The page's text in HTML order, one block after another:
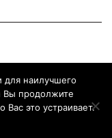
для наилучшего
Вы продолжите
Вас это устраивает.